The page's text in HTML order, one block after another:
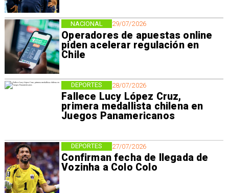
29/07/2026
Operadores de apuestas online
piden acelerar regulación en
Chile
NACIONAL
28/07/2026
Fallece Lucy López Cruz,
primera medallista chilena en
Juegos Panamericanos
DEPORTES
27/07/2026
Confirman fecha de llegada de
Vozinha a Colo Colo
DEPORTES